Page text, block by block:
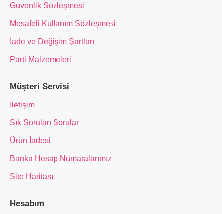
Güvenlik Sözleşmesi
Mesafeli Kullanım Sözleşmesi
İade ve Değişim Şartları
Parti Malzemeleri
Müşteri Servisi
İletişim
Sık Sorulan Sorular
Ürün İadesi
Banka Hesap Numaralarımız
Site Haritası
Hesabım